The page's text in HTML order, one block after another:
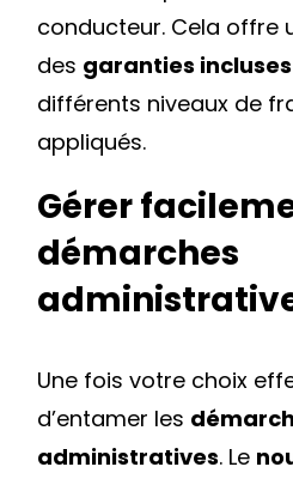
conducteur. Cela offre
des garanties incluses
différents niveaux de
appliqués.
Gérer
démarches
Une fois votre choix
d’entamer les
administratives. Le